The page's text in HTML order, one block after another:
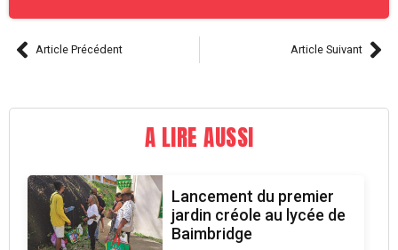
Article Précédent Article Suivant
A LIRE AUSSI
Lancement du premier
jardin créole au lycée de
Baimbridge